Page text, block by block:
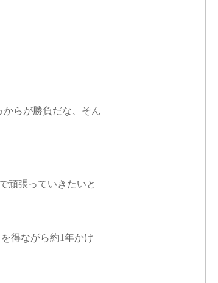
らが勝負だな、そん
頑張っていきたいと
得ながら約1年かけ